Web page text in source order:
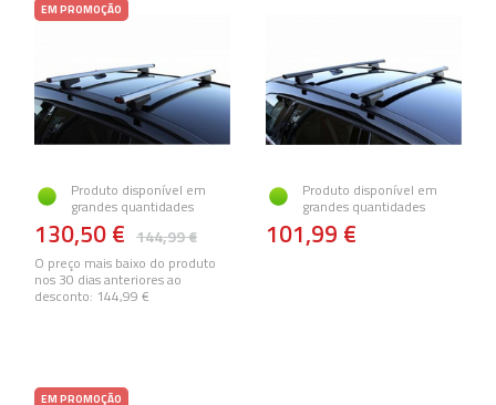
EM PROMOÇÃO
Produto disponível em
grandes quantidades
144,99 €
130,50 €
O preço mais baixo do produto
nos 30 dias anteriores ao
desconto: 144,99 €
Produto disponível em
grandes quantidades
101,99 €
EM PROMOÇÃO